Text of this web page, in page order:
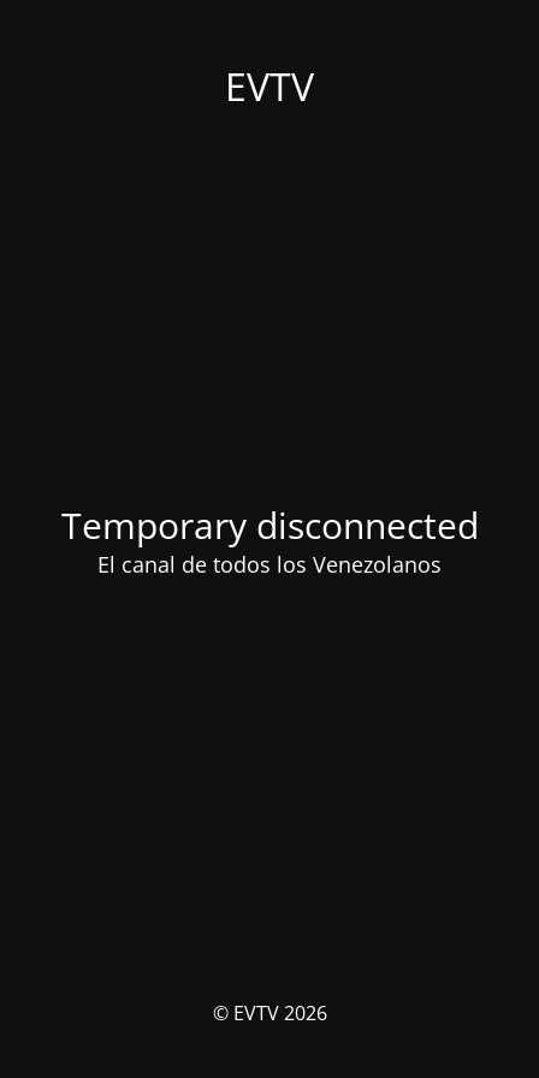
EVTV
Temporary disconnected
El canal de todos los Venezolanos
© EVTV 2026